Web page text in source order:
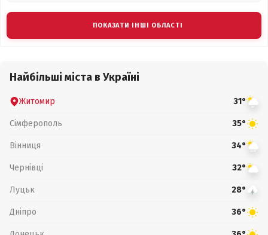
ПОКАЗАТИ ІНШІ ОБЛАСТІ
Найбільші міста в Україні
Житомир 31°
Сімферополь 35°
Вінниця 34°
Чернівці 32°
Луцьк 28°
Дніпро 36°